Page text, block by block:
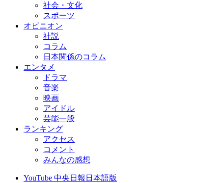
社会・文化
スポーツ
オピニオン
社説
コラム
日本関係のコラム
エンタメ
ドラマ
音楽
映画
アイドル
芸能一般
ランキング
アクセス
コメント
みんなの感想
YouTube 中央日報日本語版